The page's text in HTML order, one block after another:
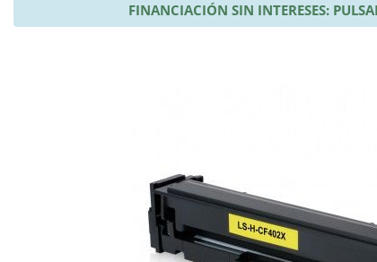
FINANCIACIÓN SIN INTERESES: